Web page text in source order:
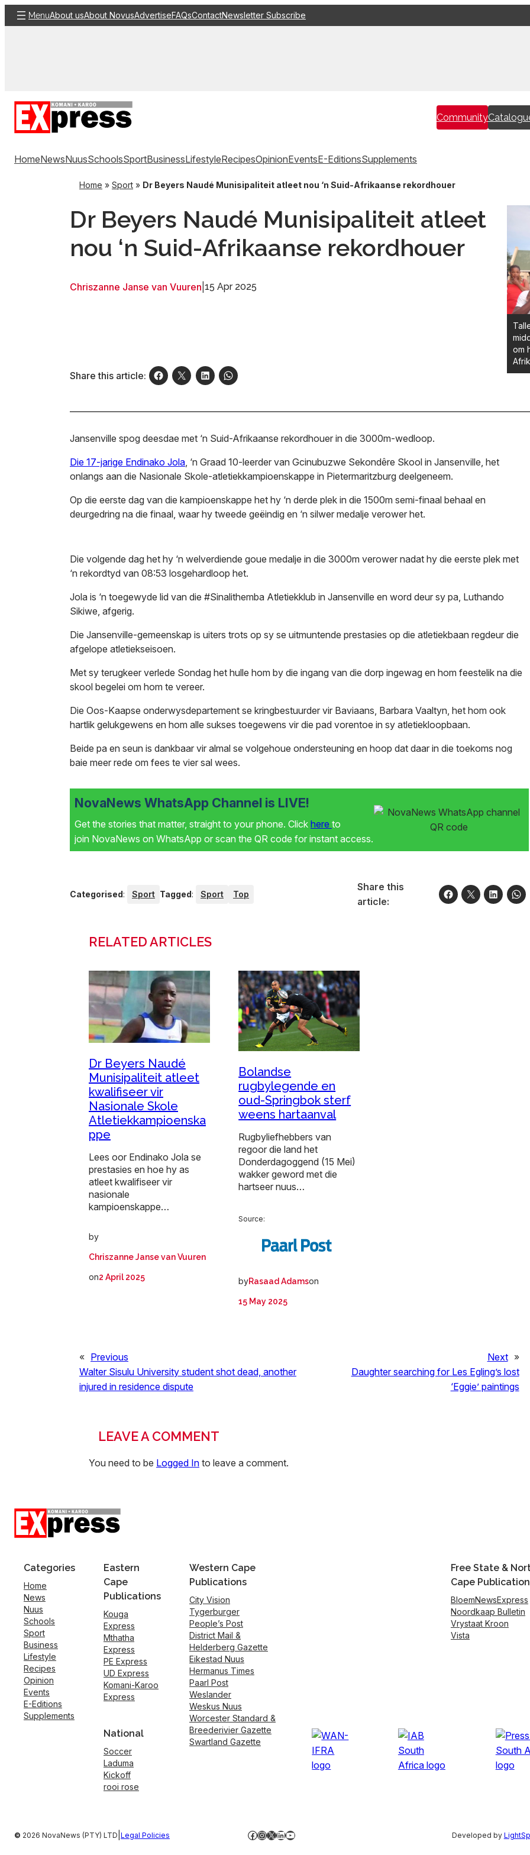
Skip
to
MenuAbout usAbout NovusAdvertiseFAQsContactNewsletter Subscribe
Community
HomeNewsNuusSchoolsSportBusinessLifestyleRecipesOpinionEventsE-EditionsSupplements
Home » Sport » Dr Beyers Naudé Munisipaliteit atleet nou ‘n Suid-Afrikaanse rekordhouer
Dr Beyers Naudé Munisipaliteit atleet
nou ‘n Suid-Afrikaanse rekordhouer
Chriszanne Janse van Vuuren 15 Apr 2025
Share this article:
om
Jansenville spog deesdae met ‘n Suid-Afrikaanse rekordhouer in die 3000m-wedloop.
Die 17-jarige Endinako Jola, ‘n Graad 10-leerder van Gcinubuzwe Sekondêre Skool in Jansenville, het
onlangs aan die Nasionale Skole-atletiekkampioenskappe in Pietermaritzburg deelgeneem.
Op die eerste dag van die kampioenskappe het hy ‘n derde plek in die 1500m semi-finaal behaal en
deurgedring na die finaal, waar hy tweede geëindig en ‘n silwer medalje verower het.
Die volgende dag het hy ‘n welverdiende goue medalje in die 3000m verower nadat hy die eerste plek met
‘n rekordtyd van 08:53 losgehardloop het.
Jola is ‘n toegewyde lid van die #Sinalithemba Atletiekklub in Jansenville en word deur sy pa, Luthando
Sikiwe, afgerig.
Die Jansenville-gemeenskap is uiters trots op sy se uitmuntende prestasies op die atletiekbaan regdeur die
afgelope atletiekseisoen.
Met sy terugkeer verlede Sondag het hulle hom by die ingang van die dorp ingewag en hom feestelik na die
skool begelei om hom te vereer.
Die Oos-Kaapse onderwysdepartement se kringbestuurder vir Baviaans, Barbara Vaaltyn, het hom ook
hartlik gelukgewens en hom alle sukses toegewens vir die pad vorentoe in sy atletiekloopbaan.
Beide pa en seun is dankbaar vir almal se volgehoue ondersteuning en hoop dat daar in die toekoms nog
baie meer rede om fees te vier sal wees.
NovaNews WhatsApp Channel is LIVE!
Get the stories that matter, straight to your phone. Click here to
join NovaNews on WhatsApp or scan the QR code for instant access.
Categorised: Sport Tagged: Sport Top
Share this
article:
RELATED ARTICLES
Dr Beyers Naudé
Munisipaliteit atleet
kwalifiseer vir
Nasionale Skole
Atletiekkampioenska
ppe
Lees oor Endinako Jola se
prestasies en hoe hy as
atleet kwalifiseer vir
nasionale
kampioenskappe…
by
Chriszanne Janse van Vuuren
on2 April 2025
Bolandse
rugbylegende en
oud-Springbok sterf
weens hartaanval
Rugbyliefhebbers van
regoor die land het
Donderdagoggend (15 Mei)
wakker geword met die
hartseer nuus…
Source:
byRasaad Adamson
15 May 2025
« Previous
Walter Sisulu University student shot dead, another
injured in residence dispute
Next »
Daughter searching for Les Egling’s lost
‘Eggie’ paintings
LEAVE A COMMENT
You need to be Logged In to leave a comment.
Categories
Home
News
Nuus
Schools
Sport
Business
Lifestyle
Recipes
Opinion
Events
E-Editions
Supplements
Eastern
Cape
Publications
Kouga
Express
Mthatha
Express
PE Express
UD Express
Komani-Karoo
Express
National
Soccer
Laduma
Kickoff
rooi rose
Western Cape
Publications
City Vision
Tygerburger
People’s Post
District Mail &
Helderberg Gazette
Eikestad Nuus
Hermanus Times
Paarl Post
Weslander
Weskus Nuus
Worcester Standard &
Breederivier Gazette
Swartland Gazette
Free State &
Cape
BloemNewsExpress
Noordkaap Bulletin
Vrystaat Kroon
Vista
© 2026 NovaNews (PTY) LTD Legal Policies Facebook
Instagram
X LinkedIn
YouTube Developed by